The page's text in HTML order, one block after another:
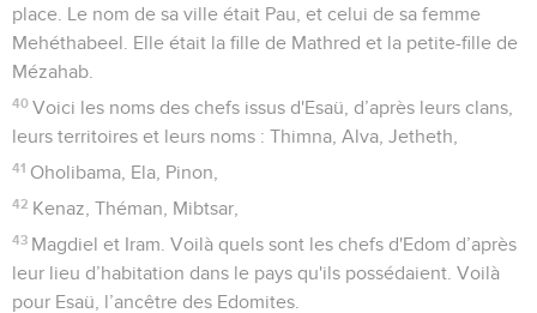
place. Le nom de sa ville était Pau, et celui de sa femme
Mehéthabeel. Elle était la fille de Mathred et la petite-fille de
Mézahab.
40 Voici les noms des chefs issus d'Esaü, d’après leurs clans,
leurs territoires et leurs noms : Thimna, Alva, Jetheth,
41 Oholibama, Ela, Pinon,
42 Kenaz, Théman, Mibtsar,
43 Magdiel et Iram. Voilà quels sont les chefs d'Edom d’après
leur lieu d’habitation dans le pays qu'ils possédaient. Voilà
pour Esaü, l’ancêtre des Edomites.